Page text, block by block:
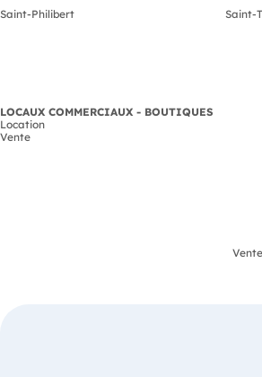
Saint-Philibert
Saint-
LOCAUX COMMERCIAUX - BOUTIQUES
Location
Vente